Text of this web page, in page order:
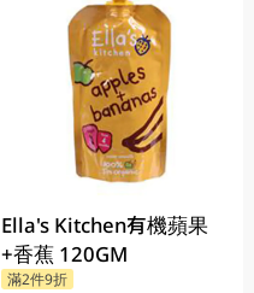
Ella's Kitchen有機蘋果
+香蕉 120GM
滿2件9折